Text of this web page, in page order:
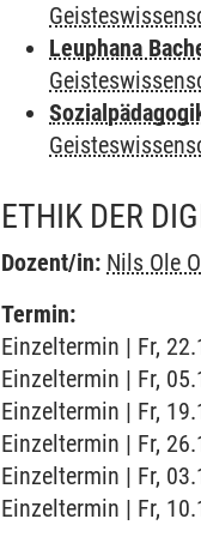
Leuphana
ETHIK DER
Dozent/in: Nils Ole
Termin:
Einzeltermin | Fr,
Einzeltermin | Fr,
Einzeltermin | Fr,
Einzeltermin | Fr,
Einzeltermin | Fr,
Einzeltermin | Fr,